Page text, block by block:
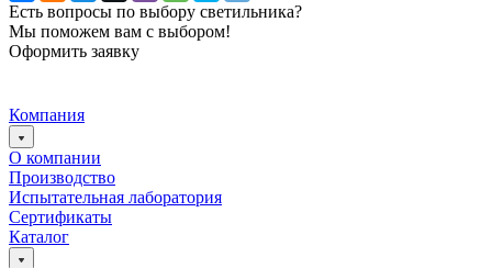
Есть вопросы по выбору светильника?
Мы поможем вам с выбором!
Оформить заявку
Компания
О компании
Производство
Испытательная лаборатория
Сертификаты
Каталог